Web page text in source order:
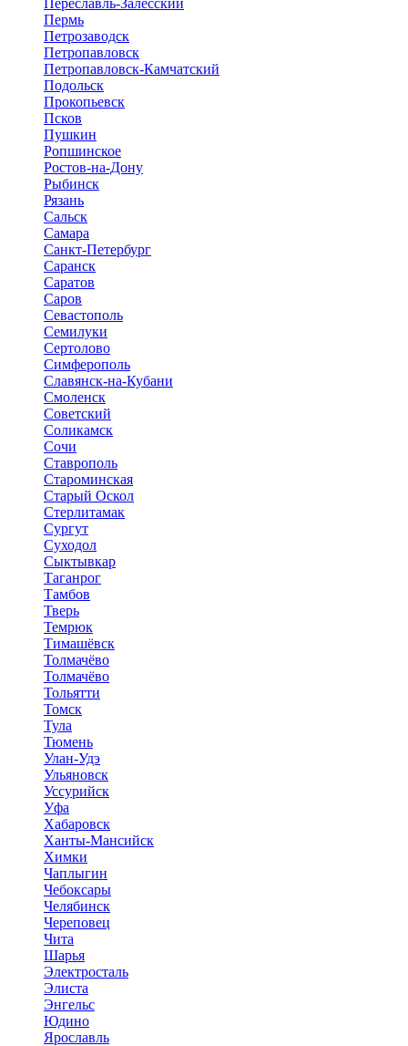
Пермь
Петрозаводск
Петропавловск
Петропавловск-Камчатский
Подольск
Прокопьевск
Псков
Пушкин
Ропшинское
Ростов-на-Дону
Рыбинск
Рязань
Сальск
Самара
Санкт-Петербург
Саранск
Саратов
Саров
Севастополь
Семилуки
Сертолово
Симферополь
Славянск-на-Кубани
Смоленск
Советский
Соликамск
Сочи
Ставрополь
Староминская
Старый Оскол
Стерлитамак
Сургут
Суходол
Сыктывкар
Таганрог
Тамбов
Тверь
Темрюк
Тимашёвск
Толмачёво
Толмачёво
Тольятти
Томск
Тула
Тюмень
Улан-Удэ
Ульяновск
Уссурийск
Уфа
Хабаровск
Ханты-Мансийск
Химки
Чаплыгин
Чебоксары
Челябинск
Череповец
Чита
Шарья
Электросталь
Элиста
Энгельс
Юдино
Ярославль